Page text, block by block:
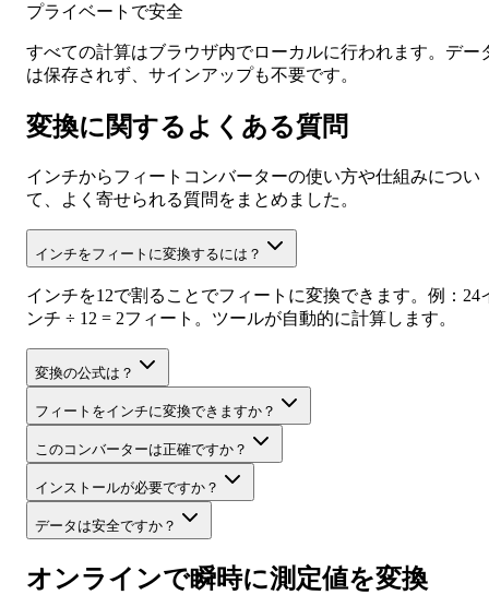
プライベートで安全
すべての計算はブラウザ内でローカルに行われます。デー
は保存されず、サインアップも不要です。
変換に関するよくある質問
インチからフィートコンバーターの使い方や仕組みについ
て、よく寄せられる質問をまとめました。
インチをフィートに変換するには？
インチを12で割ることでフィートに変換できます。例：24
ンチ ÷ 12 = 2フィート。ツールが自動的に計算します。
変換の公式は？
フィートをインチに変換できますか？
このコンバーターは正確ですか？
インストールが必要ですか？
データは安全ですか？
オンラインで瞬時に測定値を変換